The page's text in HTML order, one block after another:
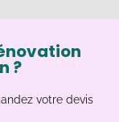
?
votre devis